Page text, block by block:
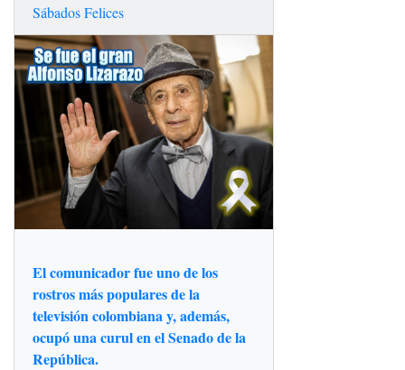
Sábados Felices
El comunicador fue uno de los
rostros más populares de la
televisión colombiana y, además,
ocupó una curul en el Senado de la
República.